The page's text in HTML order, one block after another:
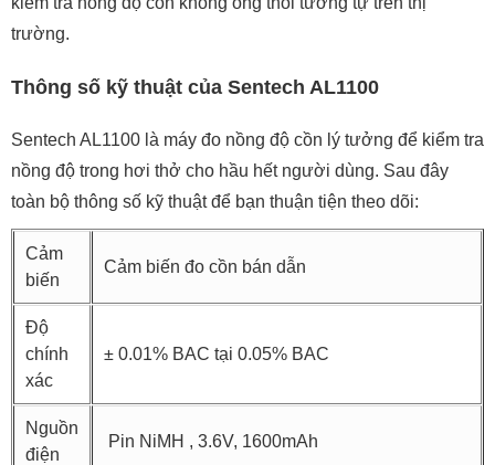
trường.
Thông số kỹ thuật của Sentech AL1100
Sentech AL1100 là máy đo nồng độ cồn lý tưởng để kiểm tra
nồng độ trong hơi thở cho hầu hết người dùng. Sau đây
toàn bộ thông số kỹ thuật để bạn thuận tiện theo dõi:
Cảm
biến
Cảm biến đo cồn bán dẫn
Độ
chính
xác
± 0.01% BAC tại 0.05% BAC
Nguồn
điện
Pin NiMH , 3.6V, 1600mAh